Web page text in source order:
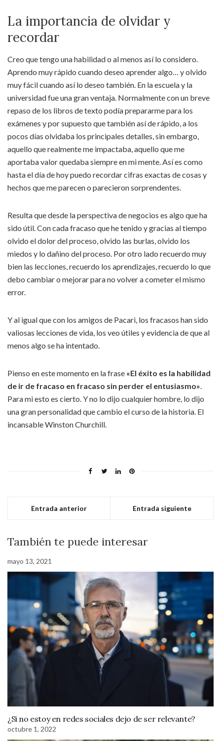
La importancia de olvidar y
recordar
Creo que tengo una habilidad o al menos así lo considero.
Aprendo muy rápido cuando deseo aprender algo… y olvido
muy fácil cuando así lo deseo también. En la escuela y la
universidad fue una gran ventaja. Normalmente con un breve
repaso de los libros de texto podía prepararme para los
exámenes y por supuesto que también así de rápido, a los
pocos días olvidaba los principales detalles, sin embargo,
aquello que realmente me impactaba, aquello que me
aportaba valor quedaba siempre en mi mente. Así es como
hasta el día de hoy puedo recordar cifras exactas de cosas y
hechos que me parecen o parecieron sorprendentes.
Resulta que desde la perspectiva de negocios es algo que ha
sido útil. Con cada fracaso que he tenido y gracias al tiempo
olvido el dolor del proceso, olvido las burlas, olvido los
miedos y lo dañino del proceso. Por otro lado recuerdo muy
bien las lecciones, recuerdo los aprendizajes, recuerdo lo que
debo cambiar o mejorar para no volver a cometer el mismo
error.
Y al igual que con los amigos de Pacari, los fracasos han sido
valiosas lecciones de vida, los veo útiles y evidencia de que al
menos algo se ha intentado.
Pienso en este momento en la frase «El éxito es la habilidad
de ir de fracaso en fracaso sin perder el entusiasmo».
Para mi esto es cierto. Y no lo dijo cualquier hombre, lo dijo
una gran personalidad que cambio el curso de la historia. El
incansable Winston Churchill.
Entrada anterior Entrada siguiente
También te puede interesar
mayo 13, 2021
¿Si no estoy en redes sociales dejo de ser relevante?
octubre 1, 2022